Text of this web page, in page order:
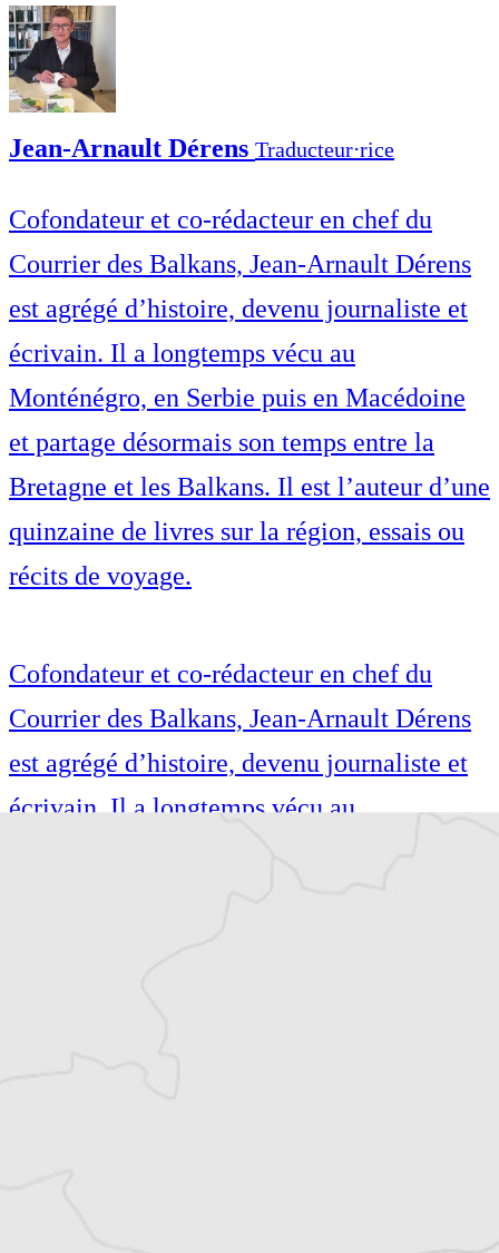
Jean-Arnault Dérens Traducteur⋅rice
Cofondateur et co-rédacteur en chef du
Courrier des Balkans, Jean-Arnault Dérens
est agrégé d’histoire, devenu journaliste et
écrivain. Il a longtemps vécu au
Monténégro, en Serbie puis en Macédoine
et partage désormais son temps entre la
Bretagne et les Balkans. Il est l’auteur d’une
quinzaine de livres sur la région, essais ou
récits de voyage.
Cofondateur et co-rédacteur en chef du
Courrier des Balkans, Jean-Arnault Dérens
est agrégé d’histoire, devenu journaliste et
écrivain. Il a longtemps vécu au